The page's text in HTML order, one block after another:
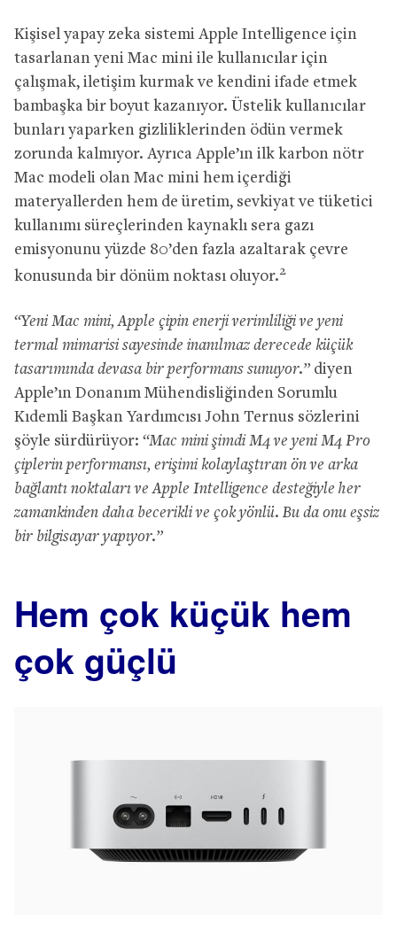
Kişisel yapay zeka sistemi Apple Intelligence için
tasarlanan yeni Mac mini ile kullanıcılar için
çalışmak, iletişim kurmak ve kendini ifade etmek
bambaşka bir boyut kazanıyor. Üstelik kullanıcılar
bunları yaparken gizliliklerinden ödün vermek
zorunda kalmıyor. Ayrıca Apple’ın ilk karbon nötr
Mac modeli olan Mac mini hem içerdiği
materyallerden hem de üretim, sevkiyat ve tüketici
kullanımı süreçlerinden kaynaklı sera gazı
emisyonunu yüzde 80’den fazla azaltarak çevre
konusunda bir dönüm noktası oluyor.2
“Yeni Mac mini, Apple çipin enerji verimliliği ve yeni
termal mimarisi sayesinde inanılmaz derecede küçük
tasarımında devasa bir performans sunuyor.” diyen
Apple’ın Donanım Mühendisliğinden Sorumlu
Kıdemli Başkan Yardımcısı John Ternus sözlerini
şöyle sürdürüyor: “Mac mini şimdi M4 ve yeni M4 Pro
çiplerin performansı, erişimi kolaylaştıran ön ve arka
bağlantı noktaları ve Apple Intelligence desteğiyle her
zamankinden daha becerikli ve çok yönlü. Bu da onu eşsiz
bir bilgisayar yapıyor.”
Hem çok küçük hem
çok güçlü